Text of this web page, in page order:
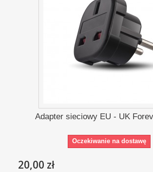
Adapter sieciowy EU - UK
Oczekiwanie na dostawę
20,00 zł